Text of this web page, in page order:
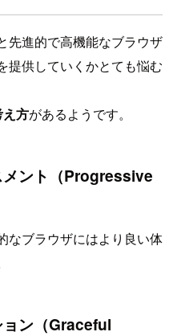
先進的で高機能なブラウザ
提供していくかとても悩む
方があるようです。
メント（Progressive
なブラウザにはより良い体
ン（Graceful